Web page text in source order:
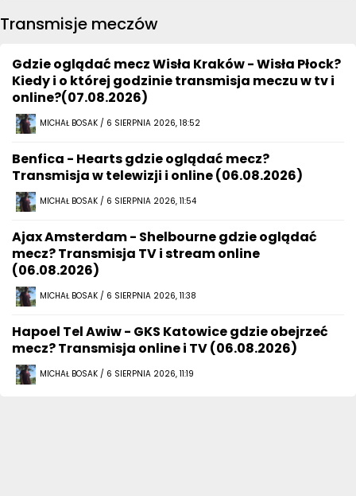
Transmisje meczów
Gdzie oglądać mecz Wisła Kraków - Wisła Płock?
Kiedy i o której godzinie transmisja meczu w tv i
online?(07.08.2026)
MICHAŁ BOSAK / 6 SIERPNIA 2026, 18:52
Benfica - Hearts gdzie oglądać mecz?
Transmisja w telewizji i online (06.08.2026)
MICHAŁ BOSAK / 6 SIERPNIA 2026, 11:54
Ajax Amsterdam - Shelbourne gdzie oglądać
mecz? Transmisja TV i stream online
(06.08.2026)
MICHAŁ BOSAK / 6 SIERPNIA 2026, 11:38
Hapoel Tel Awiw - GKS Katowice gdzie obejrzeć
mecz? Transmisja online i TV (06.08.2026)
MICHAŁ BOSAK / 6 SIERPNIA 2026, 11:19